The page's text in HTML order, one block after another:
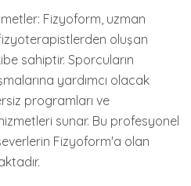
Fizyoform, uzman
oluşan
sahiptir. Sporcuların
yardımcı olacak
programları ve
sunar. Bu profesyonel
Fizyoform'a olan